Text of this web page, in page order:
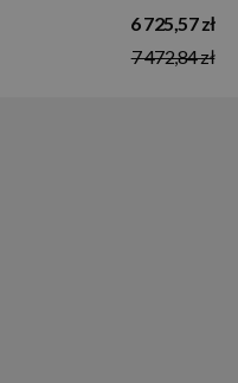
6 725,57 zł
7 472,84 zł